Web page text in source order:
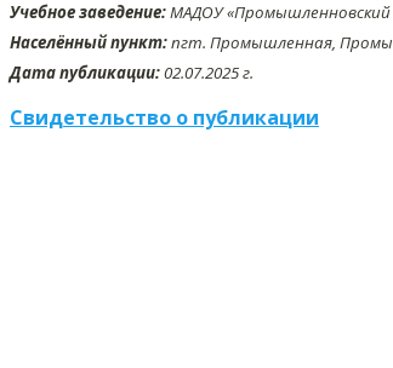
Учебное заведение:МАДОУ «Промышленновский
Населённый пункт:пгт. Промышленная,
Дата публикации:02.07.2025 г.
Свидетельство о публикации